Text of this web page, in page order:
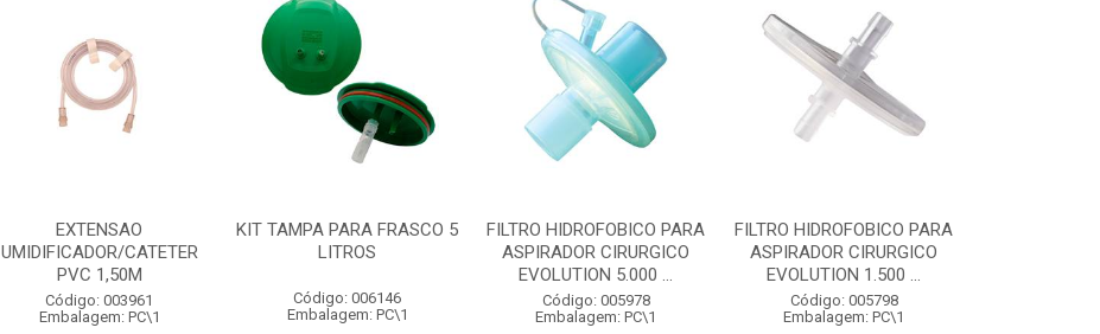
EXTENSAO
UMIDIFICADOR/CATETER
PVC 1,50M
Código: 003961
Embalagem: PC\1
KIT TAMPA PARA FRASCO 5
LITROS
Código: 006146
Embalagem: PC\1
FILTRO HIDROFOBICO PARA
ASPIRADOR CIRURGICO
EVOLUTION 5.000 ...
Código: 005978
Embalagem: PC\1
FILTRO HIDROFOBICO PARA
ASPIRADOR CIRURGICO
EVOLUTION 1.500 ...
Código: 005798
Embalagem: PC\1